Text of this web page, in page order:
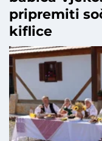
pripremiti
kiflice